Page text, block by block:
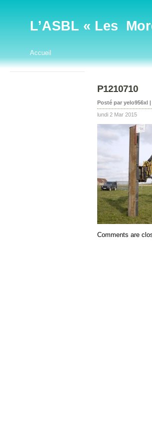
L’ASBL « Les
Accueil
P1210710
Posté par yelo956xl
lundi 2 Mar 2015
Comments are